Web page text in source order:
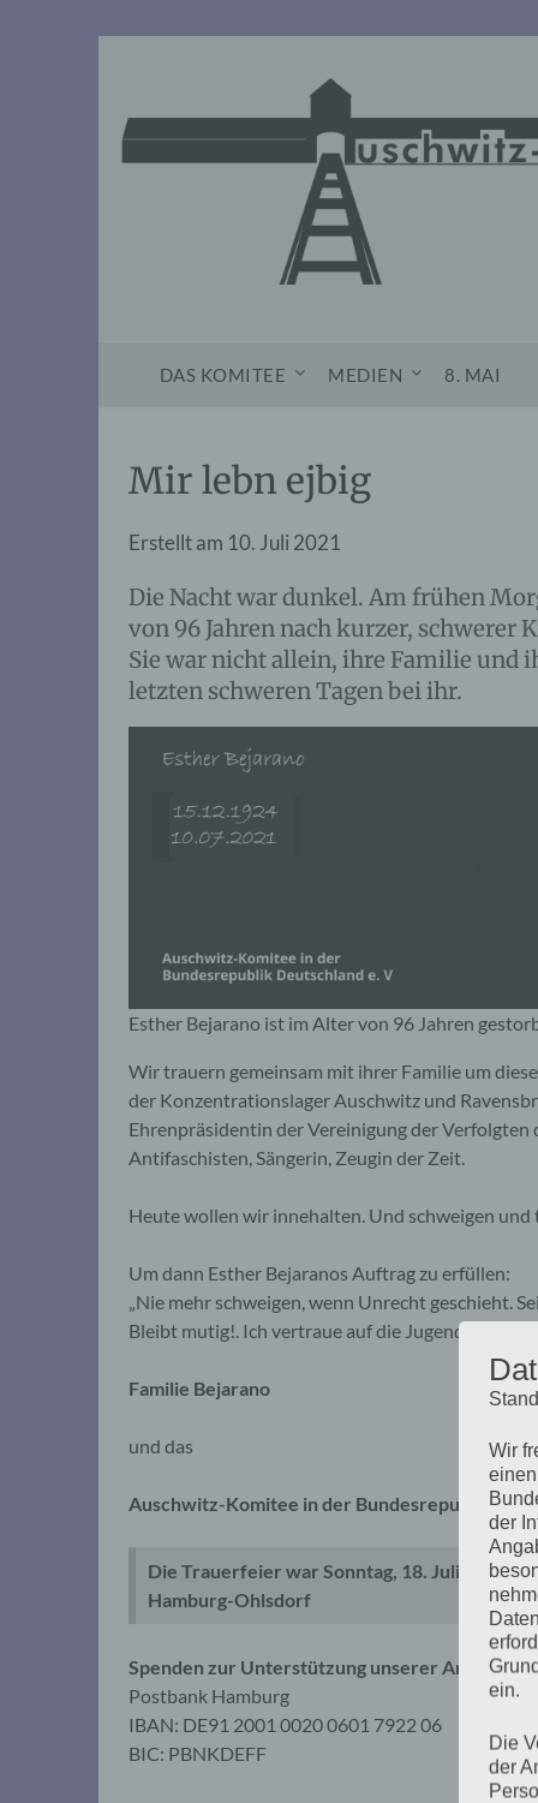
DAS KOMITEE MEDIEN 8. MAI
Mir lebn ejbig
Erstellt am 10. Juli 2021
Die Nacht war dunkel. Am frühen
von 96 Jahren nach kurzer, schwerer
Sie war nicht allein, ihre Familie und
letzten schweren Tagen bei ihr.
Esther Bejarano ist im Alter von 96 Jahren
Wir trauern gemeinsam mit ihrer Familie um
der Konzentrationslager Auschwitz und
Ehrenpräsidentin der Vereinigung der
Antifaschisten, Sängerin, Zeugin der Zeit.
Heute wollen wir innehalten. Und schweigen und
Um dann Esther Bejaranos Auftrag zu erfüllen:
„Nie mehr schweigen, wenn Unrecht geschieht.
Bleibt mutig!. Ich vertraue auf die Jugend, ich
Familie Bejarano
und das
Auschwitz-Komitee in der Bundesrepublik
Die Trauerfeier war Sonntag, 18. Juli 2021,
Hamburg-Ohlsdorf
Spenden zur Unterstützung unserer Arbeit
Postbank Hamburg
IBAN: DE91 2001 0020 0601 7922 06
BIC: PBNKDEFF
Wir
der
ein.
Die
der